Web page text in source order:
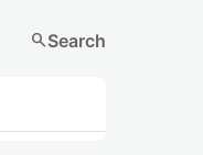
searchSearch